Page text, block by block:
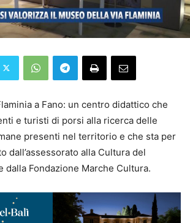
a Fano: un centro didattico che
e turisti di porsi alla ricerca delle
presenti nel territorio e che sta per
dall’assessorato alla Cultura del
dalla Fondazione Marche Cultura.